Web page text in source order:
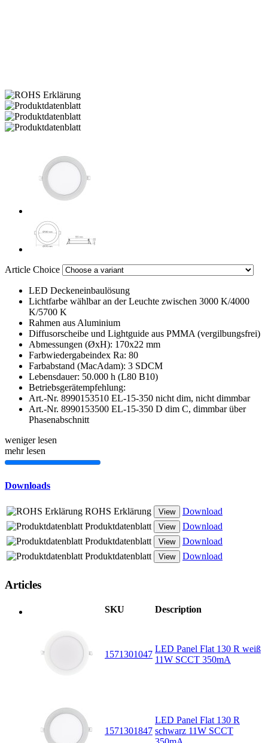
Article Choice
LED Deckeneinbaulösung
Lichtfarbe wählbar an der Leuchte zwischen 3000 K/4000
K/5700 K
Rahmen aus Aluminium
Diffusorscheibe und Lightguide aus PMMA (vergilbungsfrei)
Abmessungen (ØxH): 170x22 mm
Farbwiedergabeindex Ra: 80
Farbabstand (MacAdam): 3 SDCM
Lebensdauer: 50.000 h (L80 B10)
Betriebsgerätempfehlung:
Art.-Nr. 8990153510 EL-15-350 nicht dim, nicht dimmbar
Art.-Nr. 8990153500 EL-15-350 D dim C, dimmbar über
Phasenabschnitt
weniger lesen
mehr lesen
Downloads
ROHS Erklärung View
Download
Produktdatenblatt
View
Download
Produktdatenblatt
View
Download
Produktdatenblatt
View Download
Articles
SKU Description
1571301047
LED Panel Flat 130 R weiß
11W SCCT 350mA
1571301847
LED Panel Flat 130 R
schwarz 11W SCCT